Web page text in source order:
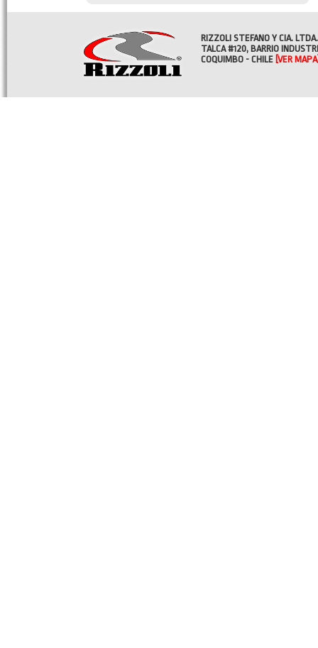
RIZZOLI STEFANO Y CIA. LTDA.
TALCA #120, BARRIO
COQUIMBO - CHILE [VER